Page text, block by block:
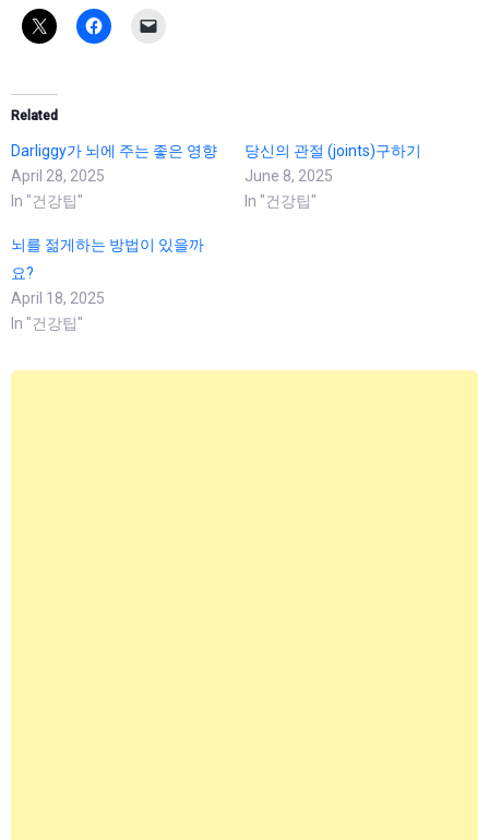
Related
Darliggy가 뇌에 주는 좋은 영향
April 28, 2025
In "건강팁"
당신의 관절 (joints)구하기
June 8, 2025
In "건강팁"
뇌를 젊게하는 방법이 있을까
요?
April 18, 2025
In "건강팁"